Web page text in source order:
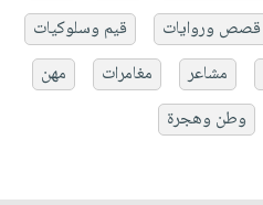
قصص وروايات
قيم وسلوكيات
مشاعر مغامرات
مهن
وطن وهجرة